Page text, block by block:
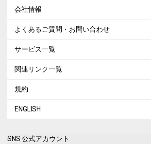
会社情報
よくあるご質問・お問い合わせ
サービス一覧
関連リンク一覧
規約
ENGLISH
SNS 公式アカウント